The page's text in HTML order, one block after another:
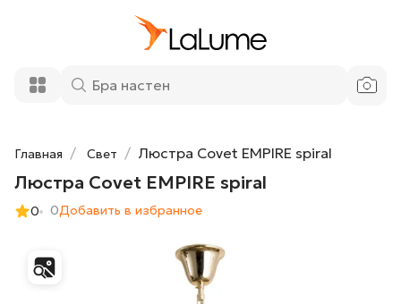
Главная Свет Люстра Covet EMPIRE spiral
Люстра Covet EMPIRE spiral
0 0Добавить в избранное
Люстра Covet EMPIRE spiral